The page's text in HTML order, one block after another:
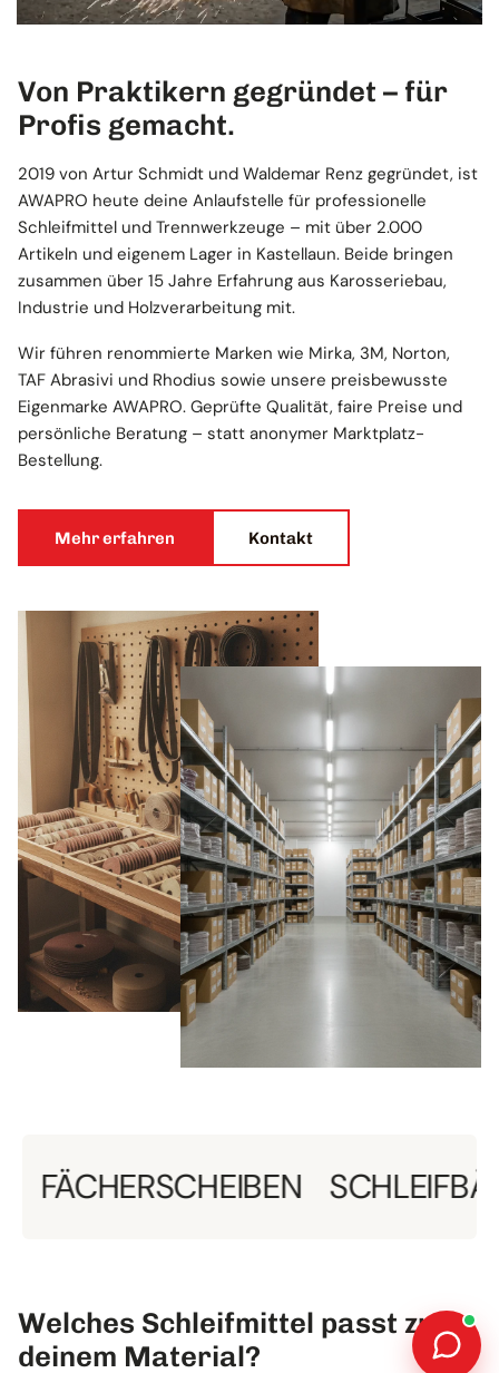
Von Praktikern gegründet – für
Profis gemacht.
2019 von Artur Schmidt und Waldemar Renz gegründet, ist
AWAPRO heute deine Anlaufstelle für professionelle
Schleifmittel und Trennwerkzeuge – mit über 2.000
Artikeln und eigenem Lager in Kastellaun. Beide bringen
zusammen über 15 Jahre Erfahrung aus Karosseriebau,
Industrie und Holzverarbeitung mit.
Wir führen renommierte Marken wie Mirka, 3M, Norton,
TAF Abrasivi und Rhodius sowie unsere preisbewusste
Eigenmarke AWAPRO. Geprüfte Qualität, faire Preise und
persönliche Beratung – statt anonymer Marktplatz-
Bestellung.
Mehr erfahren Kontakt
SCHLEIFBÄNDER
Welches Schleifmittel passt zu
deinem Material?